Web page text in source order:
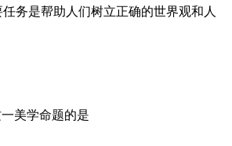
务是帮助人们树立正确的世界观和人
美学命题的是